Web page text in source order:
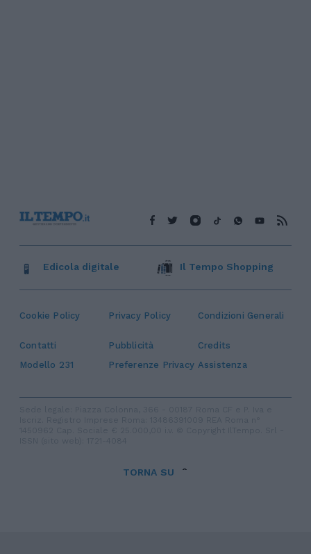
Cookie Policy Privacy Policy Condizioni Generali
Contatti Pubblicità
Credits
Modello 231
Preferenze Privacy Assistenza
Edicola digitale Il Tempo Shopping
TORNA SU